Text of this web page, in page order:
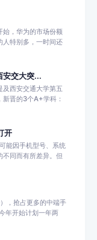
始，华为的市场份额
人特别多，一时间还
安交大突...
及西安交通大学第五
晋的3个A+学科：
开
能因手机型号、系统
不同而有所差异。但
，抢占更多的中端手
年开始计划一年两